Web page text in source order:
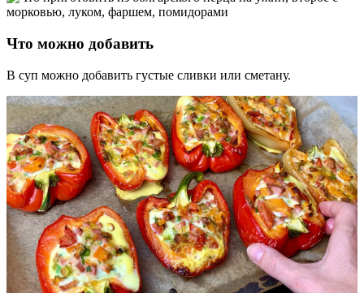
Что можно добавить
В суп можно добавить густые сливки или сметану.